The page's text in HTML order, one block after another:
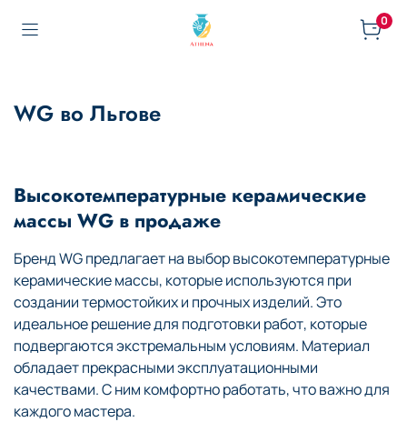
0
WG во Льгове
Высокотемпературные керамические
массы WG в продаже
Бренд WG предлагает на выбор высокотемпературные
керамические массы, которые используются при
создании термостойких и прочных изделий. Это
идеальное решение для подготовки работ, которые
подвергаются экстремальным условиям. Материал
обладает прекрасными эксплуатационными
качествами. С ним комфортно работать, что важно для
каждого мастера.